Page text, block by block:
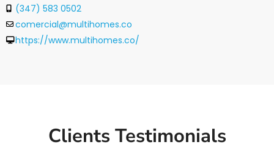
(347) 583 0502
comercial@multihomes.co
https://www.multihomes.co/
Clients Testimonials